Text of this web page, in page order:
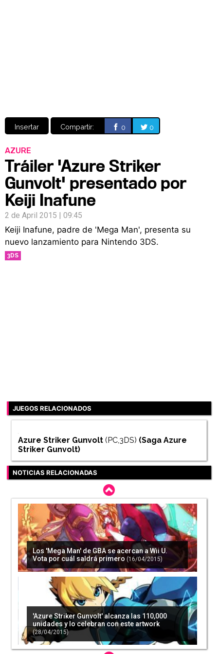
Insertar Compartir: 0 0
AZURE
Tráiler 'Azure Striker
Gunvolt' presentado por
Keiji Inafune
2 de April 2015 | 09:45
Keiji Inafune, padre de 'Mega Man', presenta su
nuevo lanzamiento para Nintendo 3DS.
3DS
JUEGOS RELACIONADOS
Azure Striker Gunvolt (PC,3DS) (Saga Azure
Striker Gunvolt)
NOTICIAS RELACIONADAS
Los 'Mega Man' de GBA se acercan a Wii U.
Vota por cuál saldrá primero (16/04/2015)
'Azure Striker Gunvolt' alcanza las 110,000
unidades y lo celebran con este artwork
(28/04/2015)